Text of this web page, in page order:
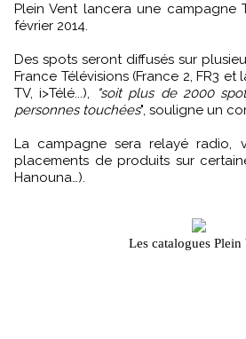
Plein Vent lancera une campagne TV du 24 janvier au 6
février 2014.
Des spots seront diffusés sur
France Télévisions (France 2, FR3 et
TV, i>Télé...),
"soit plus de 2000
personnes touchées", souligne un
La campagne sera relayé radio,
placements de produits sur
Hanouna…).
Les catalogues Plein